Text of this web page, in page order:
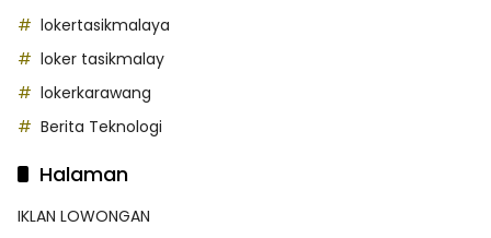
lokertasikmalaya
loker tasikmalay
lokerkarawang
Berita Teknologi
Halaman
IKLAN LOWONGAN